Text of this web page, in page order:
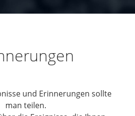
und Erinnerungen sollte
man teilen.